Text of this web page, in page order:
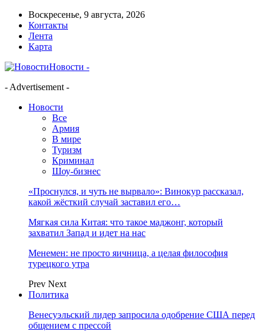
Воскресенье, 9 августа, 2026
Контакты
Лента
Карта
Новости -
- Advertisement -
Новости
Все
Армия
В мире
Туризм
Криминал
Шоу-бизнес
«Проснулся, и чуть не вырвало»: Винокур рассказал,
какой жёсткий случай заставил его…
Мягкая сила Китая: что такое маджонг, который
захватил Запад и идет на нас
Менемен: не просто яичница, а целая философия
турецкого утра
Prev Next
Политика
Венесуэльский лидер запросила одобрение США перед
общением с прессой